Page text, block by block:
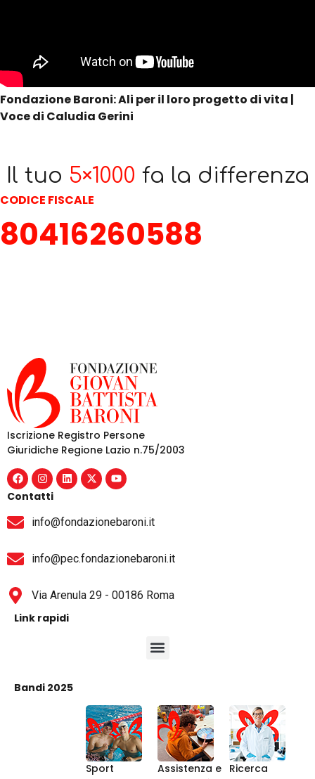
Fondazione Baroni: Ali per il loro progetto di vita |
Voce di Caludia Gerini
Il tuo 5×1000 fa la differenza
CODICE FISCALE
80416260588
Iscrizione Registro Persone
Giuridiche Regione Lazio n.75/2003
Contatti
info@fondazionebaroni.it
info@pec.fondazionebaroni.it
Via Arenula 29 - 00186 Roma
Link rapidi
Bandi 2025
Sport
Assistenza e Ricerca